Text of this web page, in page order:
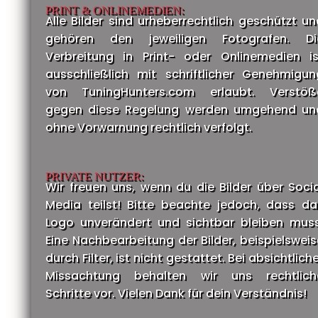
PRINT & ONLINEMEDIEN:
Alle Bilder sind urheberrechtlich geschützt
gehören den jeweiligen Fotografen.
Verbreitung in Print- oder Onlinemedien
ausschließlich mit schriftlicher
von TuningHunters.com erlaubt.
gegen diese Regelung werden umgehend
ohne Vorwarnung rechtlich verfolgt.
PRIVATE NUTZER:
Wir freuen uns, wenn du die Bilder über
Media teilst! Bitte beachte jedoch, dass
Logo unverändert und sichtbar bleiben
Eine Nachbearbeitung der Bilder,
durch Filter, ist nicht gestattet. Bei
Missachtung behalten wir uns
Schritte vor. Vielen Dank für dein Verständnis!